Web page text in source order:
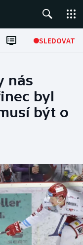
SLEDOVAT
nás
byl
být o